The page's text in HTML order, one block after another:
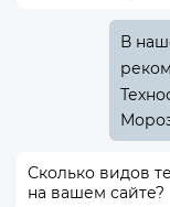
В
Сколько видов
на вашем сайте?